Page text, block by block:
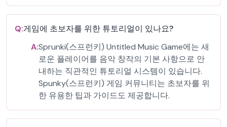
Q:게임에 초보자를 위한 튜토리얼이 있나요?
A:Sprunki(스프런키) Untitled Music Game에는 새
로운 플레이어를 음악 창작의 기본 사항으로 안
내하는 직관적인 튜토리얼 시스템이 있습니다.
Spunky(스프런키) 게임 커뮤니티는 초보자를 위
한 유용한 팁과 가이드도 제공합니다.